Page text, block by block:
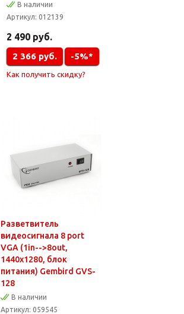
В наличии
Артикул: 012139
2 490 руб.
2 366 руб. -5%*
Как получить скидку?
Разветвитель
видеосигнала 8 port
VGA (1in-->8out,
1440x1280, блок
питания) Gembird GVS-
128
В наличии
Артикул: 059545